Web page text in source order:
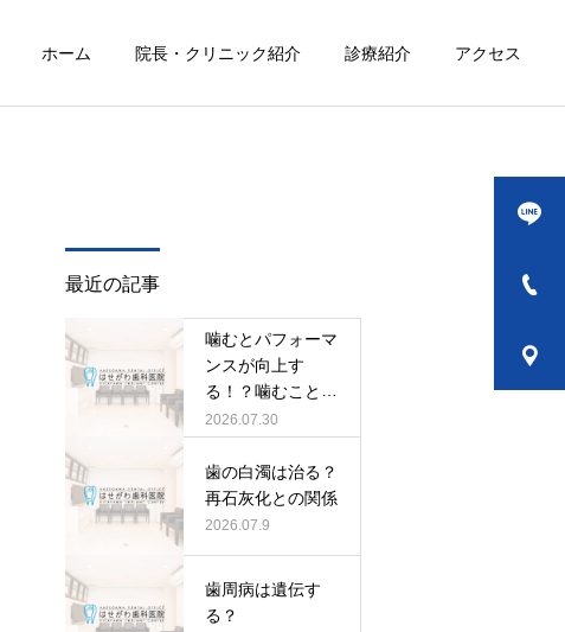
ホーム 院長・クリニック紹介 診療紹介 アクセス
定期検診
最近の記事
噛むとパフォーマ
ンスが向上す
る！？噛むことと
集中力・健康の関
係
2026.07.30
歯の白濁は治る？
再石灰化との関係
2026.07.9
歯周病は遺伝す
る？